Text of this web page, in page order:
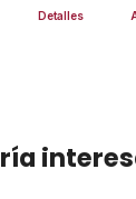
Detalles